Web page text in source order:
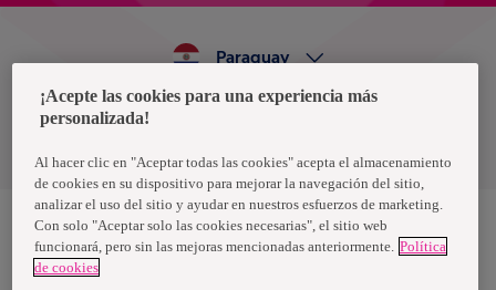
Política de privacidad de datos
Paraguay
Nosotras, una marca de Essity - una compañía global líder en
higiene y salud. Cada día, mil millones de personas, en todo el
¡Acepte las cookies para una experiencia más
personalizada!
Al hacer clic en "Aceptar todas las cookies" acepta el almacenamiento
de cookies en su dispositivo para mejorar la navegación del sitio,
analizar el uso del sitio y ayudar en nuestros esfuerzos de marketing.
Con solo "Aceptar solo las cookies necesarias", el sitio web
funcionará, pero sin las mejoras mencionadas anteriormente. Política
de cookies